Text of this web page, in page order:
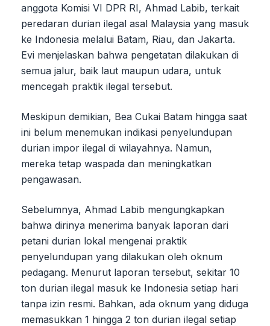
anggota Komisi VI DPR RI, Ahmad Labib, terkait
peredaran durian ilegal asal Malaysia yang masuk
ke Indonesia melalui Batam, Riau, dan Jakarta.
Evi menjelaskan bahwa pengetatan dilakukan di
semua jalur, baik laut maupun udara, untuk
mencegah praktik ilegal tersebut.
Meskipun demikian, Bea Cukai Batam hingga saat
ini belum menemukan indikasi penyelundupan
durian impor ilegal di wilayahnya. Namun,
mereka tetap waspada dan meningkatkan
pengawasan.
Sebelumnya, Ahmad Labib mengungkapkan
bahwa dirinya menerima banyak laporan dari
petani durian lokal mengenai praktik
penyelundupan yang dilakukan oleh oknum
pedagang. Menurut laporan tersebut, sekitar 10
ton durian ilegal masuk ke Indonesia setiap hari
tanpa izin resmi. Bahkan, ada oknum yang diduga
memasukkan 1 hingga 2 ton durian ilegal setiap